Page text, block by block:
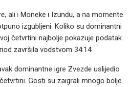
ali i Moneke i Izundu, a na momente
izgubljeni. Koliko su dominantni
četvrtini najbolje pokazuje podatak
završila vodstvom 34:14.
dominantne igre Zvezde uslijedio
Gosti su zaigrali mnogo bolje